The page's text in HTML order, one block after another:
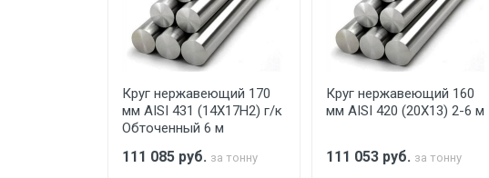
При доставке товара, Клиент заранее
предоставляется не более 2-х часов.
Стоимость доставки по РФ
Круг нержавеющий 170
мм AISI 431 (14Х17Н2) г/к
Обточенный 6 м
111 085 руб. за тонну
Круг нержавеющий 160
мм AISI 420 (20Х13) 2-6 м
111 053 руб. за тонну